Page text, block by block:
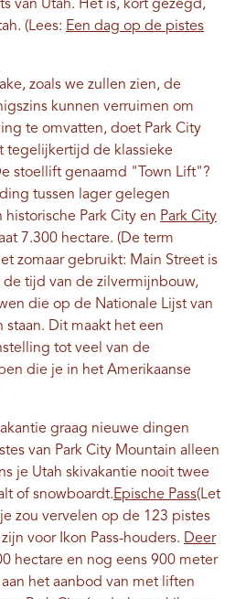
van Utah. Het is, kort gezegd,
(Lees: Een dag op de pistes
zoals we zullen zien, de
kunnen verruimen om
te omvatten, doet Park City
tegelijkertijd de klassieke
stoellift genaamd "Town Lift"?
tussen lager gelegen
historische Park City en Park City
7.300 hectare. (De term
zomaar gebruikt: Main Street is
tijd van de zilvermijnbouw,
die op de Nationale Lijst van
Dit maakt het een
tot veel van de
die je in het Amerikaanse
graag nieuwe dingen
van Park City Mountain alleen
je Utah skivakantie nooit twee
of snowboardt.Epische Pass(Let
zou vervelen op de 123 pistes
voor Ikon Pass-houders. Deer
hectare en nog eens 900 meter
het aanbod van met liften